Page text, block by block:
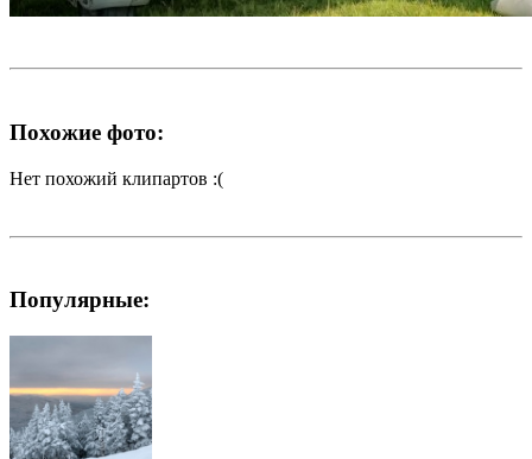
Похожие фото:
Нет похожий клипартов :(
Популярные: